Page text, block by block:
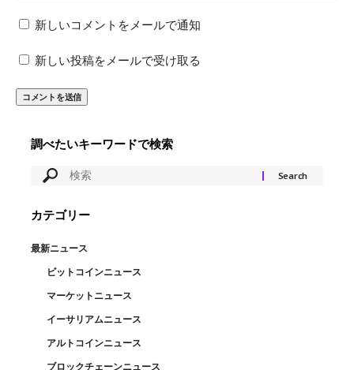
新しいコメントをメールで通知
新しい投稿をメールで受け取る
調べたいキーワードで検索
カテゴリー
最新ニュース
ビットコインニュース
マーケットニュース
イーサリアムニュース
アルトコインニュース
ブロックチェーンニュース